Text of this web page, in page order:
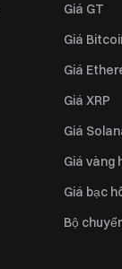
Giá GT
Giá
Giá
Giá XRP
Giá
Giá vàng
Giá bạc
Bộ